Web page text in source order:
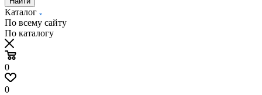
Каталог
По всему сайту
По каталогу
0
0